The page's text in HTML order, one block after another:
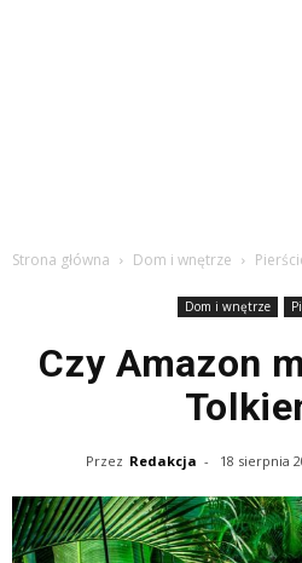
Strona główna Dom i wnętrze
Dom i wnętrze
Czy Amazon
Przez Redakcja - 18 sierpnia